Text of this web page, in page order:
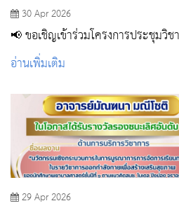
30 Apr 2026
📢 ขอเชิญเข้าร่วมโครงการประชุมวิ
สำหรับพยาบาลเวชปฏิบัติ ✨ ภายใต้หัวข้อ “พยาบาลเวชปฏิบัติกับ
การจัดการสุขภาวะชุมชนในยุค AI”
อ่านเพิ่มเติม
29 Apr 2026